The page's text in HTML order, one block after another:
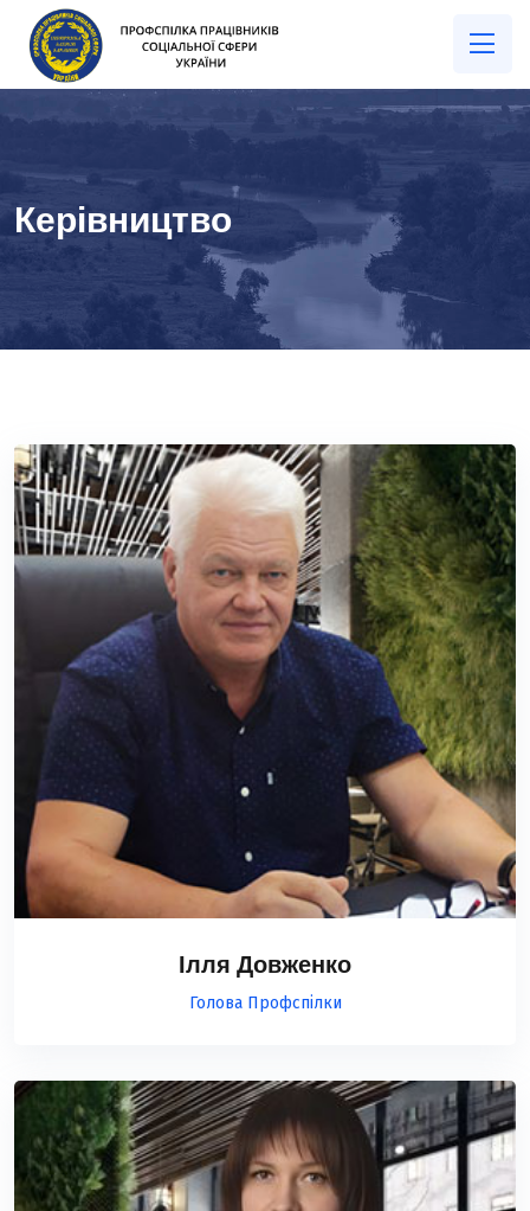
Керівництво
Ілля Довженко
Голова Профспілки